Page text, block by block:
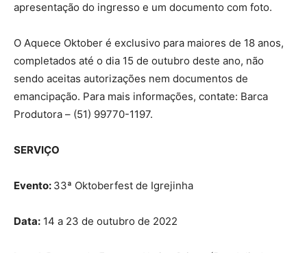
apresentação do ingresso e um documento com foto.
O Aquece Oktober é exclusivo para maiores de 18 anos,
completados até o dia 15 de outubro deste ano, não
sendo aceitas autorizações nem documentos de
emancipação. Para mais informações, contate: Barca
Produtora – (51) 99770-1197.
SERVIÇO
Evento: 33ª Oktoberfest de Igrejinha
Data: 14 a 23 de outubro de 2022